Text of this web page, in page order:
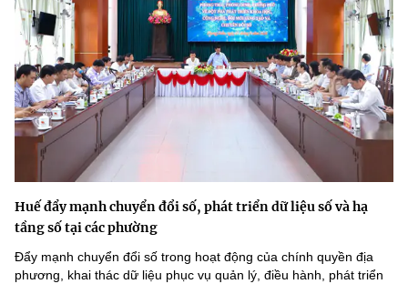
Huế đẩy mạnh chuyển đổi số, phát triển dữ liệu số và hạ
tầng số tại các phường
Đẩy mạnh chuyển đổi số trong hoạt động của chính quyền địa
phương, khai thác dữ liệu phục vụ quản lý, điều hành, phát triển